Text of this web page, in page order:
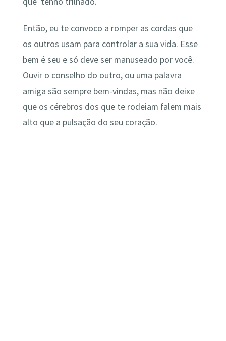
Então, eu te convoco a romper as cordas que
os outros usam para controlar a sua vida. Esse
bem é seu e só deve ser manuseado por você.
Ouvir o conselho do outro, ou uma palavra
amiga são sempre bem-vindas, mas não deixe
que os cérebros dos que te rodeiam falem mais
alto que a pulsação do seu coração.